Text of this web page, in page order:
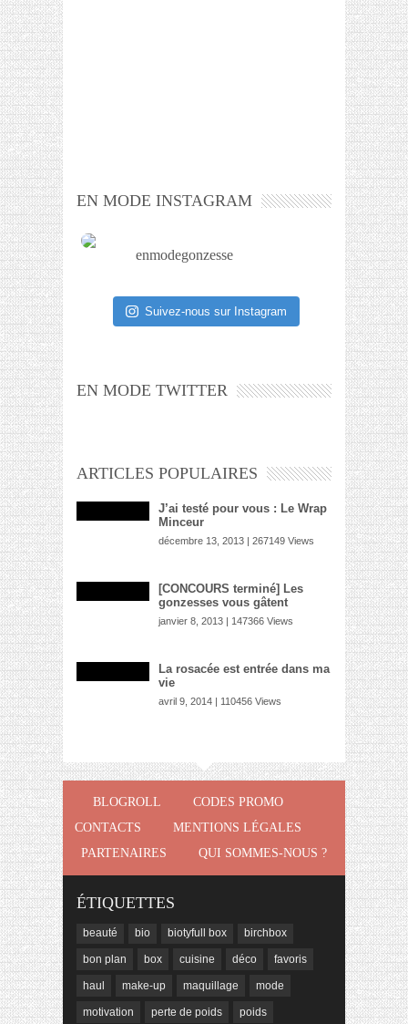
EN MODE INSTAGRAM
enmodegonzesse
Suivez-nous sur Instagram
EN MODE TWITTER
ARTICLES POPULAIRES
J’ai testé pour vous : Le Wrap
Minceur
décembre 13, 2013 | 267149 Views
[CONCOURS terminé] Les
gonzesses vous gâtent
janvier 8, 2013 | 147366 Views
La rosacée est entrée dans ma
vie
avril 9, 2014 | 110456 Views
BLOGROLL
CODES PROMO
CONTACTS
MENTIONS LÉGALES
PARTENAIRES
QUI SOMMES-NOUS ?
ÉTIQUETTES
beauté bio biotyfull box birchbox
bon plan box cuisine déco favoris
haul make-up maquillage mode
motivation perte de poids poids